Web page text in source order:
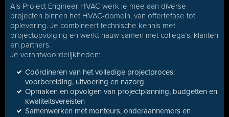
Als Project Engineer HVAC werk je mee aan diverse
projecten binnen het HVAC-domein, van offertefase tot
oplevering. Je combineert technische kennis met
projectopvolging en werkt nauw samen met collega’s, klanten
en partners.
Je verantwoordelijkheden:
Coördineren van het volledige projectproces:
voorbereiding, uitvoering en nazorg
Opmaken en opvolgen van projectplanning, budgetten en
kwaliteitsvereisten
Samenwerken met monteurs, onderaannemers en